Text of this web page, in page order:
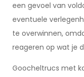
een gevoel van
eventuele
te overwinnen,
reageren op wat je
Goocheltrucs met